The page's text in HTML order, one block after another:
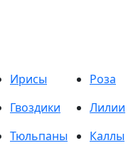
Ирисы
Роза
Гвоздики
Лилии
Тюльпаны
Каллы